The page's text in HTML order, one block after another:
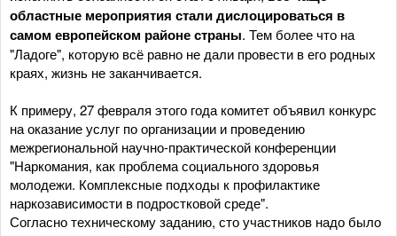
областные мероприятия стали дислоцироваться в
самом европейском районе страны. Тем более что на
"Ладоге", которую всё равно не дали провести в его родных
краях, жизнь не заканчивается.
К примеру, 27 февраля этого года комитет объявил конкурс
на оказание услуг по организации и проведению
межрегиональной научно-практической конференции
"Наркомания, как проблема социального здоровья
молодежи. Комплексные подходы к профилактике
наркозависимости в подростковой среде".
Согласно техническому заданию, сто участников надо было